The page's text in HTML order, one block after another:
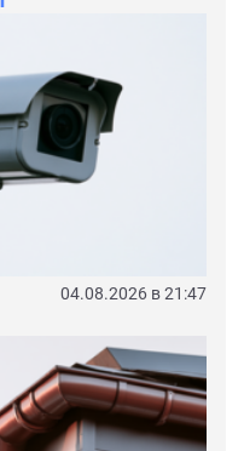
04.08.2026 в 21:47